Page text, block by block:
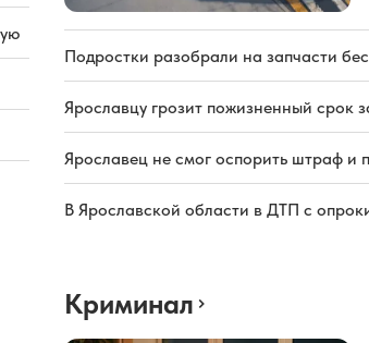
Подростки разобрали на запчасти
Ярославцу грозит пожизненный срок
Ярославец не смог оспорить штраф и
В Ярославской области в ДТП с
Криминал